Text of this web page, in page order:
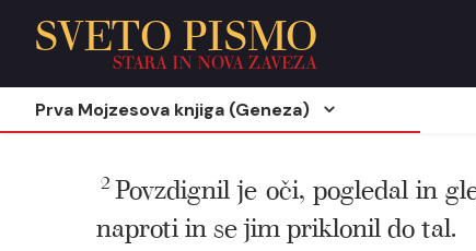
SVETO PISMO
STARA IN NOVA ZAVEZA
Prva Mojzesova knjiga (Geneza)
2Povzdignil je oči, pogledal in
naproti in se jim priklonil do tal.